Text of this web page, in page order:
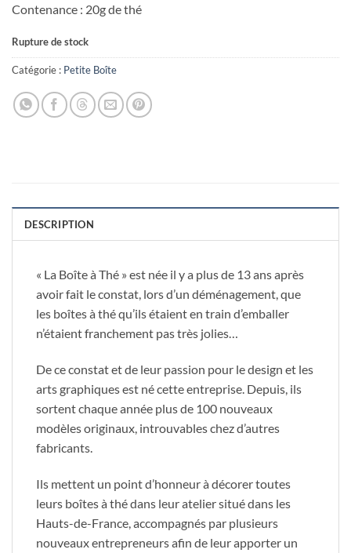
Contenance : 20g de thé
Rupture de stock
Catégorie : Petite Boîte
DESCRIPTION
« La Boîte à Thé » est née il y a plus de 13 ans après
avoir fait le constat, lors d’un déménagement, que
les boîtes à thé qu’ils étaient en train d’emballer
n’étaient franchement pas très jolies…
De ce constat et de leur passion pour le design et les
arts graphiques est né cette entreprise. Depuis, ils
sortent chaque année plus de 100 nouveaux
modèles originaux, introuvables chez d’autres
fabricants.
Ils mettent un point d’honneur à décorer toutes
leurs boîtes à thé dans leur atelier situé dans les
Hauts-de-France, accompagnés par plusieurs
nouveaux entrepreneurs afin de leur apporter un